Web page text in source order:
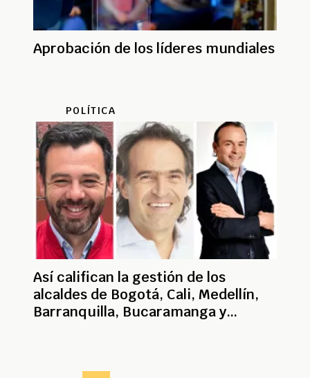
Aprobación de los líderes mundiales
POLÍTICA
Así califican la gestión de los
alcaldes de Bogotá, Cali, Medellín,
Barranquilla, Bucaramanga y